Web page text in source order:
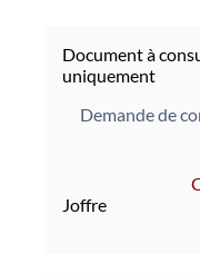
Document à
uniquement
Demande de
Joffre